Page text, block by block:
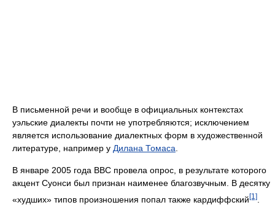
В письменной речи и вообще в официальных контекстах
уэльские диалекты почти не употребляются; исключением
является использование диалектных форм в художественной
литературе, например у Дилана Томаса
В январе 2005 года BBC провела опрос, в результате которого
акцент Суонси был признан наименее благозвучным. В десятку
«худших» типов произношения попал также кардиффский[1]